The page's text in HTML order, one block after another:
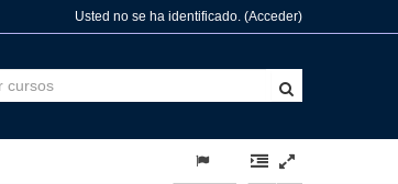
Usted no se ha identificado. (Acceder)